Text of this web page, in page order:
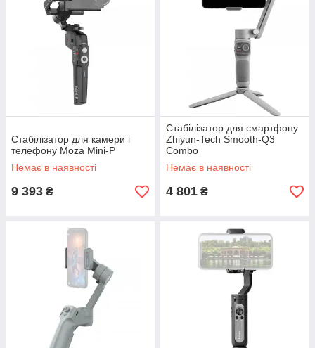
Стабілізатор для камери і
телефону Moza Mini-P
Немає в наявності
9 393 ₴
Стабілізатор для смартфону
Zhiyun-Tech Smooth-Q3
Combo
Немає в наявності
4 801 ₴